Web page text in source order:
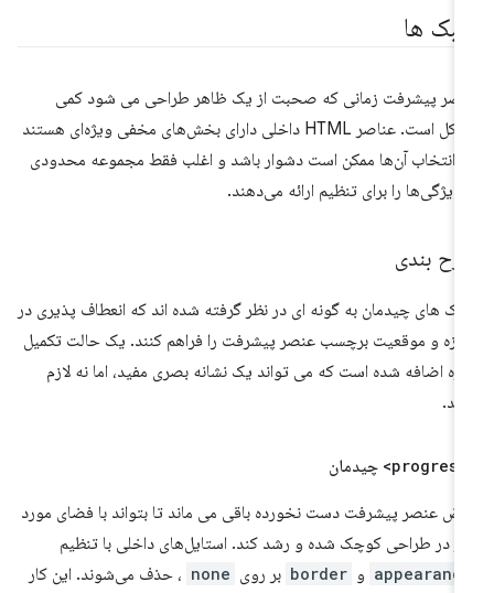
ها
پیشرفت زمانی که صحبت از یک ظاهر طراحی می شود کمی
مشکل است. عناصر HTML داخلی دارای بخش‌های مخفی ویژه‌ای هستند
انتخاب آن‌ها ممکن است دشوار باشد و اغلب فقط مجموعه محدودی
ویژگی‌ها را برای تنظیم ارائه می‌دهند.
بندی
های چیدمان به گونه ای در نظر گرفته شده اند که انعطاف پذیری در
و موقعیت برچسب عنصر پیشرفت را فراهم کنند. یک حالت تکمیل
اضافه شده است که می تواند یک نشانه بصری مفید، اما نه لازم
چیدمان
عنصر پیشرفت دست نخورده باقی می ماند تا بتواند با فضای مورد
در طراحی کوچک شده و رشد کند. استایل‌های داخلی با تنظیم
و border بر روی none ، حذف می‌شوند. این کار